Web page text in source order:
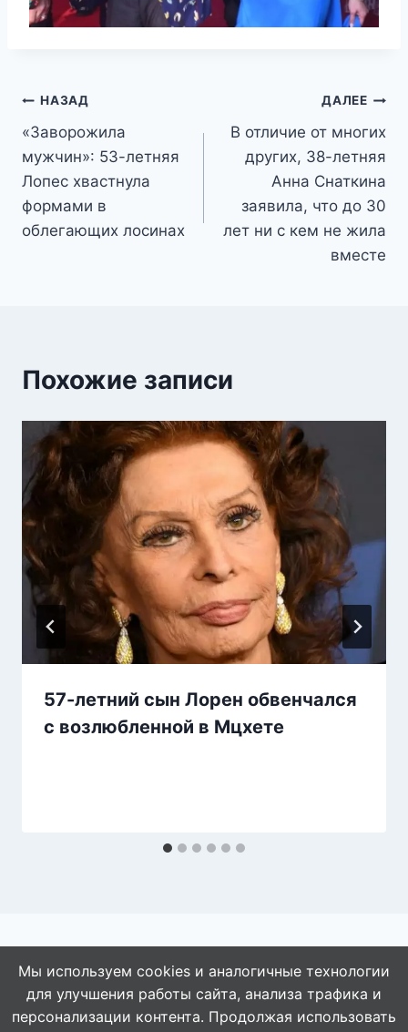
Навигация
по
записям
НАЗАД
«Заворожила
мужчин»: 53-летняя
Лопес хвастнула
формами в
облегающих лосинах
ДАЛЕЕ
В отличие от многих
других, 38-летняя
Анна Снаткина
заявила, что до 30
лет ни с кем не жила
вместе
Похожие записи
57-летний сын Лорен обвенчался
с возлюбленной в Мцхете
© 2026 АбАлдеть!
Мы используем cookies и аналогичные технологии
для улучшения работы сайта, анализа трафика и
персонализации контента. Продолжая использовать